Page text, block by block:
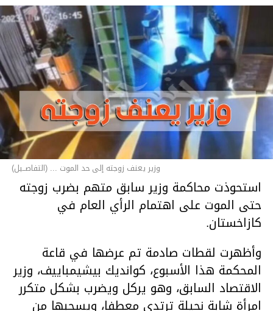
وزير يعنف زوجته إلى حد الموت ... (التفاصــيل)
استحوذت محاكمة وزير سابق متهم بضرب زوجته
حتى الموت على اهتمام الرأي العام في
كازاخستان.
وأظهرت لقطات صادمة تم عرضها في قاعة
المحكمة هذا الأسبوع، كوانديك بيشيمباييف، وزير
الاقتصاد السابق، وهو يركل ويضرب بشكل متكرر
امرأة شابة نحيلة ترتدي معطفا، ويسحبها من